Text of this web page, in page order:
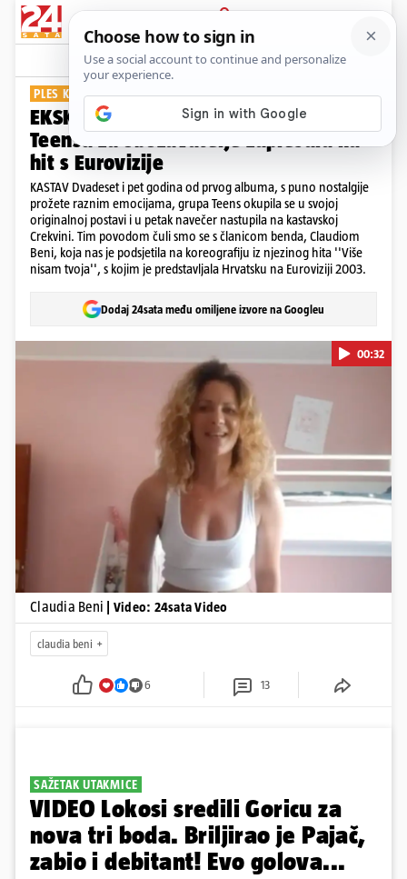
PRIJAVA
Show Komentari
PLES KOJI SE NE ZABORAVLJA
EKSKLUZIVAN VIDEO Claudia Beni iz
Teensa za obožavatelje zaplesala na
hit s Eurovizije
KASTAV Dvadeset i pet godina od prvog albuma, s puno nostalgije
prožete raznim emocijama, grupa Teens okupila se u svojoj
originalnoj postavi i u petak navečer nastupila na kastavskoj
Crekvini. Tim povodom čuli smo se s članicom benda, Claudiom
Beni, koja nas je podsjetila na koreografiju iz njezinog hita ''Više
nisam tvoja'', s kojim je predstavljala Hrvatsku na Euroviziji 2003.
Dodaj 24sata među omiljene izvore na Googleu
Pokretanje videa...
00:32
Claudia Beni | Video: 24sata Video
claudia beni
6 13
SAŽETAK UTAKMICE
VIDEO Lokosi sredili Goricu za
nova tri boda. Briljirao je Pajač,
zabio i debitant! Evo golova...